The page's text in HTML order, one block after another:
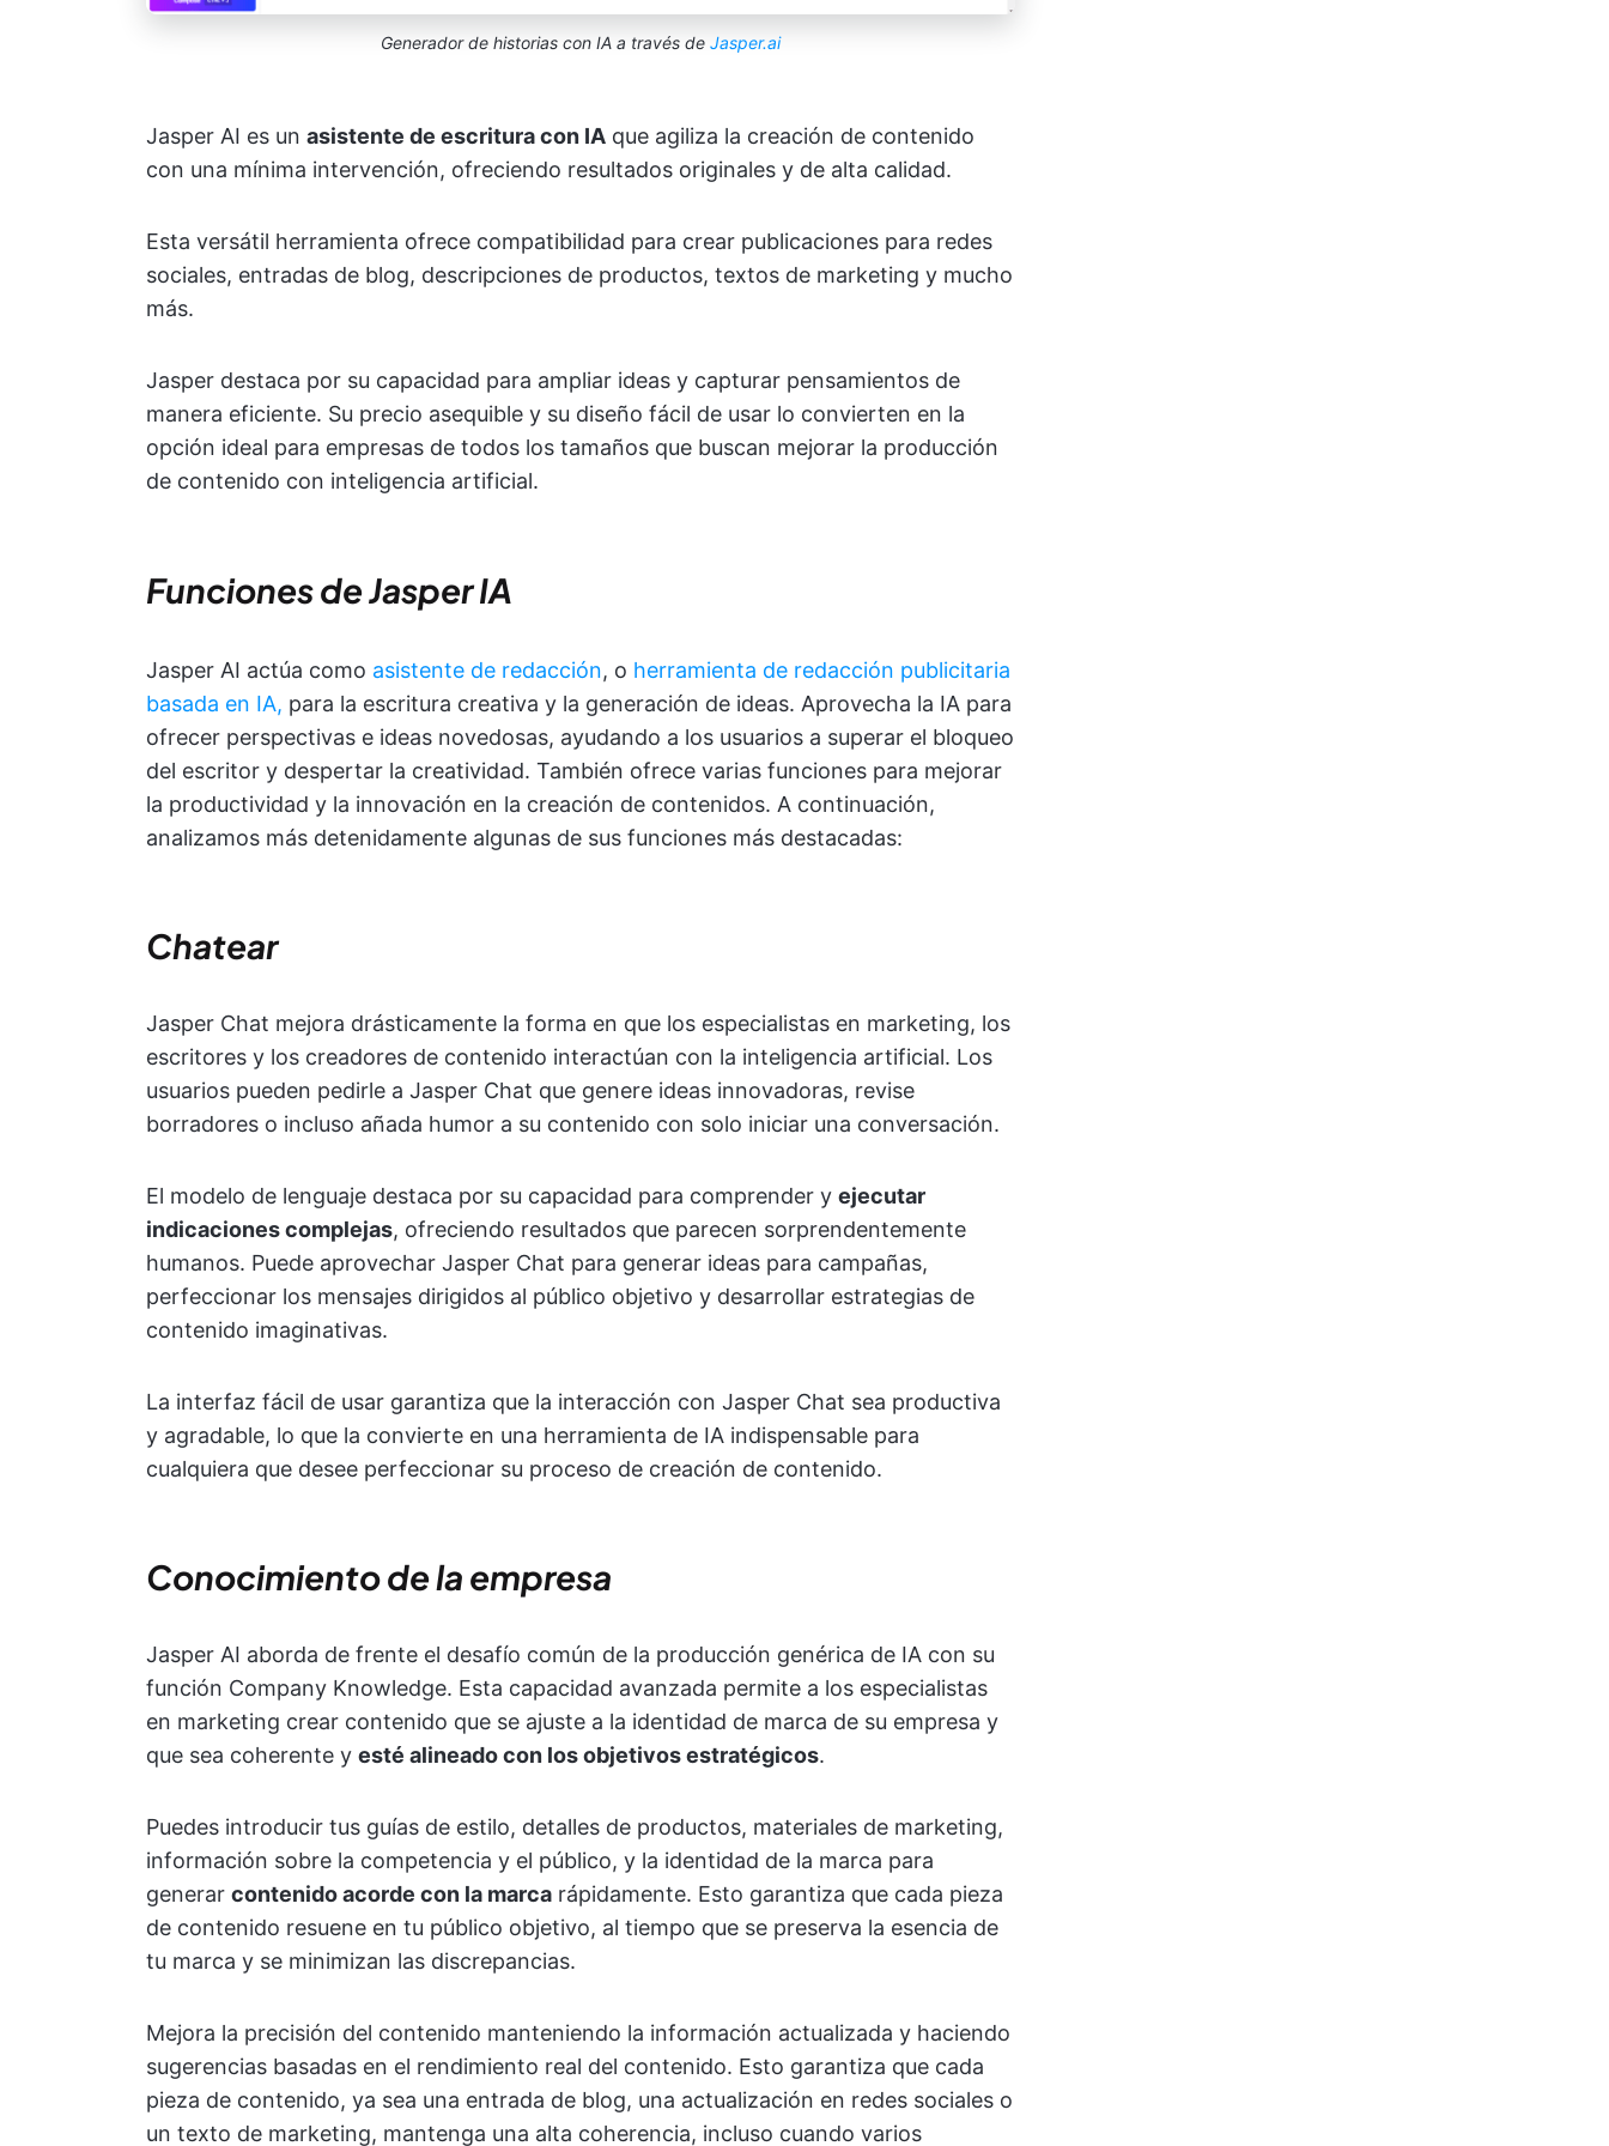
Generador de historias con IA a través de Jasper.ai
Jasper AI es un asistente de escritura con IA que agiliza la creación de contenido
con una mínima intervención, ofreciendo resultados originales y de alta calidad.
Esta versátil herramienta ofrece compatibilidad para crear publicaciones para redes
sociales, entradas de blog, descripciones de productos, textos de marketing y mucho
más.
Jasper destaca por su capacidad para ampliar ideas y capturar pensamientos de
manera eficiente. Su precio asequible y su diseño fácil de usar lo convierten en la
opción ideal para empresas de todos los tamaños que buscan mejorar la producción
de contenido con inteligencia artificial.
Funciones de Jasper IA
Jasper AI actúa como asistente de redacción, o herramienta de redacción publicitaria
basada en IA, para la escritura creativa y la generación de ideas. Aprovecha la IA para
ofrecer perspectivas e ideas novedosas, ayudando a los usuarios a superar el bloqueo
del escritor y despertar la creatividad. También ofrece varias funciones para mejorar
la productividad y la innovación en la creación de contenidos. A continuación,
analizamos más detenidamente algunas de sus funciones más destacadas:
Chatear
Jasper Chat mejora drásticamente la forma en que los especialistas en marketing, los
escritores y los creadores de contenido interactúan con la inteligencia artificial. Los
usuarios pueden pedirle a Jasper Chat que genere ideas innovadoras, revise
borradores o incluso añada humor a su contenido con solo iniciar una conversación.
El modelo de lenguaje destaca por su capacidad para comprender y ejecutar
indicaciones complejas, ofreciendo resultados que parecen sorprendentemente
humanos. Puede aprovechar Jasper Chat para generar ideas para campañas,
perfeccionar los mensajes dirigidos al público objetivo y desarrollar estrategias de
contenido imaginativas.
La interfaz fácil de usar garantiza que la interacción con Jasper Chat sea productiva
y agradable, lo que la convierte en una herramienta de IA indispensable para
cualquiera que desee perfeccionar su proceso de creación de contenido.
Conocimiento de la empresa
Jasper AI aborda de frente el desafío común de la producción genérica de IA con su
función Company Knowledge. Esta capacidad avanzada permite a los especialistas
en marketing crear contenido que se ajuste a la identidad de marca de su empresa y
que sea coherente y esté alineado con los objetivos estratégicos.
Puedes introducir tus guías de estilo, detalles de productos, materiales de marketing,
información sobre la competencia y el público, y la identidad de la marca para
generar contenido acorde con la marca rápidamente. Esto garantiza que cada pieza
de contenido resuene en tu público objetivo, al tiempo que se preserva la esencia de
tu marca y se minimizan las discrepancias.
Mejora la precisión del contenido manteniendo la información actualizada y haciendo
sugerencias basadas en el rendimiento real del contenido. Esto garantiza que cada
pieza de contenido, ya sea una entrada de blog, una actualización en redes sociales o
un texto de marketing, mantenga una alta coherencia, incluso cuando varios